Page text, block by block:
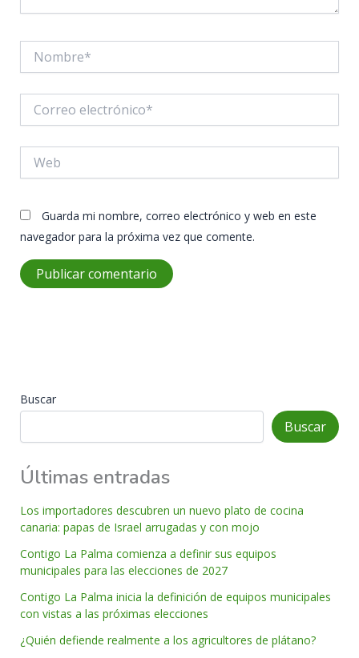
electrónico*
Guarda mi nombre, correo electrónico y web en este
navegador para la próxima vez que comente.
Buscar
Buscar
Últimas entradas
Los importadores descubren un nuevo plato de cocina
canaria: papas de Israel arrugadas y con mojo
Contigo La Palma comienza a definir sus equipos
municipales para las elecciones de 2027
Contigo La Palma inicia la definición de equipos municipales
con vistas a las próximas elecciones
¿Quién defiende realmente a los agricultores de plátano?